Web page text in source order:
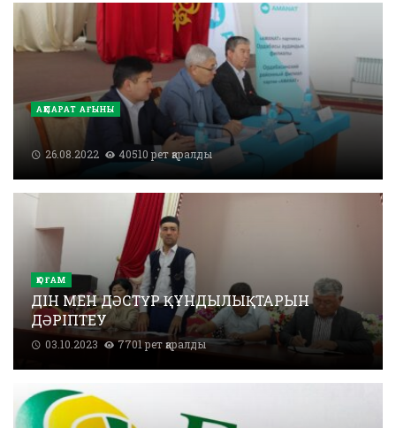
АҚПАРАТ АҒЫНЫ
26.08.2022 40510 рет қаралды
ҚОҒАМ
ДІН МЕН ДӘСТҮР ҚҰНДЫЛЫҚТАРЫН
ДӘРІПТЕУ
03.10.2023 7701 рет қаралды